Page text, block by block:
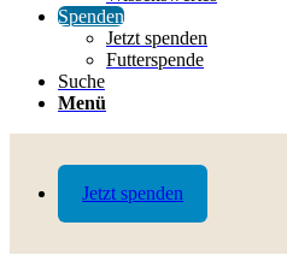
Jetzt spenden
Spenden
Jetzt spenden
Futterspende
Suche
Menü